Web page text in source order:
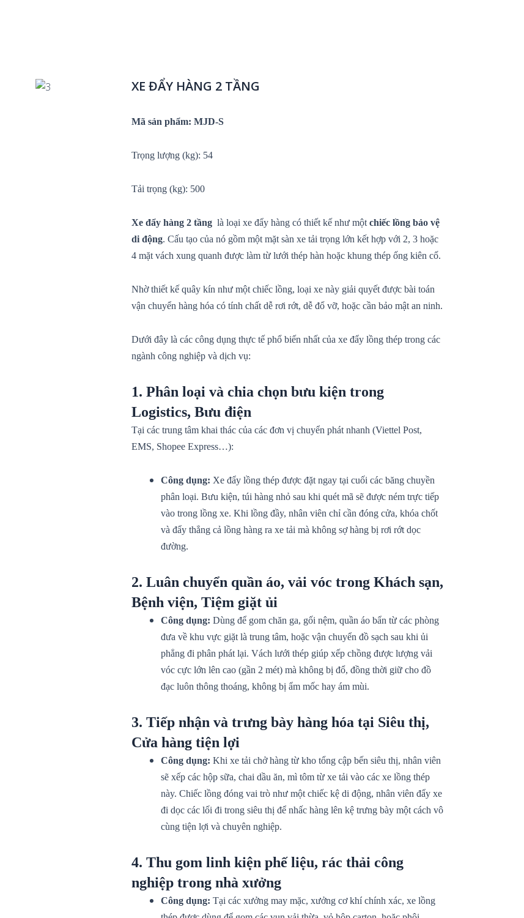
XE ĐẨY HÀNG 2 TẦNG
Mã sản phẩm: MJD-S
Trọng lượng (kg): 54
Tải trọng (kg): 500
Xe đẩy hàng 2 tầng là loại xe đẩy hàng có thiết kế như một chiếc lồng bảo vệ
di động. Cấu tạo của nó gồm một mặt sàn xe tải trọng lớn kết hợp với 2, 3 hoặc
4 mặt vách xung quanh được làm từ lưới thép hàn hoặc khung thép ống kiên cố.
Nhờ thiết kế quây kín như một chiếc lồng, loại xe này giải quyết được bài toán
vận chuyển hàng hóa có tính chất dễ rơi rớt, dễ đổ vỡ, hoặc cần bảo mật an ninh.
Dưới đây là các công dụng thực tế phổ biến nhất của xe đẩy lồng thép trong các
ngành công nghiệp và dịch vụ:
1. Phân loại và chia chọn bưu kiện trong
Logistics, Bưu điện
Tại các trung tâm khai thác của các đơn vị chuyển phát nhanh (Viettel Post,
EMS, Shopee Express…):
Công dụng: Xe đẩy lồng thép được đặt ngay tại cuối các băng chuyền
phân loại. Bưu kiện, túi hàng nhỏ sau khi quét mã sẽ được ném trực tiếp
vào trong lồng xe. Khi lồng đầy, nhân viên chỉ cần đóng cửa, khóa chốt
và đẩy thẳng cả lồng hàng ra xe tải mà không sợ hàng bị rơi rớt dọc
đường.
2. Luân chuyển quần áo, vải vóc trong Khách sạn,
Bệnh viện, Tiệm giặt ủi
Công dụng: Dùng để gom chăn ga, gối nệm, quần áo bẩn từ các phòng
đưa về khu vực giặt là trung tâm, hoặc vận chuyển đồ sạch sau khi ủi
phẳng đi phân phát lại. Vách lưới thép giúp xếp chồng được lượng vải
vóc cực lớn lên cao (gần 2 mét) mà không bị đổ, đồng thời giữ cho đồ
đạc luôn thông thoáng, không bị ẩm mốc hay ám mùi.
3. Tiếp nhận và trưng bày hàng hóa tại Siêu thị,
Cửa hàng tiện lợi
Công dụng: Khi xe tải chở hàng từ kho tổng cập bến siêu thị, nhân viên
sẽ xếp các hộp sữa, chai dầu ăn, mì tôm từ xe tải vào các xe lồng thép
này. Chiếc lồng đóng vai trò như một chiếc kệ di động, nhân viên đẩy xe
đi dọc các lối đi trong siêu thị để nhấc hàng lên kệ trưng bày một cách vô
cùng tiện lợi và chuyên nghiệp.
4. Thu gom linh kiện phế liệu, rác thải công
nghiệp trong nhà xưởng
Công dụng: Tại các xưởng may mặc, xưởng cơ khí chính xác, xe lồng